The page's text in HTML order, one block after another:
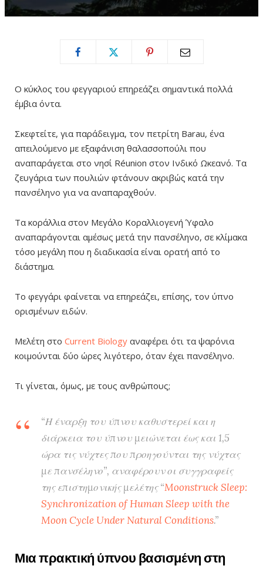
Ο κύκλος του φεγγαριού επηρεάζει σημαντικά πολλά
έμβια όντα.
Σκεφτείτε, για παράδειγμα, τον πετρίτη Barau, ένα
απειλούμενο με εξαφάνιση θαλασσοπούλι που
αναπαράγεται στο νησί Réunion στον Ινδικό Ωκεανό. Τα
ζευγάρια των πουλιών φτάνουν ακριβώς κατά την
πανσέληνο για να αναπαραχθούν.
Τα κοράλλια στον Μεγάλο Κοραλλιογενή Ύφαλο
αναπαράγονται αμέσως μετά την πανσέληνο, σε κλίμακα
τόσο μεγάλη που η διαδικασία είναι ορατή από το
διάστημα.
Το φεγγάρι φαίνεται να επηρεάζει, επίσης, τον ύπνο
ορισμένων ειδών.
Μελέτη στο Current Biology αναφέρει ότι τα ψαρόνια
κοιμούνται δύο ώρες λιγότερο, όταν έχει πανσέληνο.
Τι γίνεται, όμως, με τους ανθρώπους;
“Η έναρξη του ύπνου καθυστερεί και η
διάρκεια του ύπνου μειώνεται έως και 1,5
ώρα τις νύχτες που προηγούνται της νύχτας
με πανσέληνο”, αναφέρουν οι συγγραφείς
της επιστημονικής μελέτης “Moonstruck Sleep:
Synchronization of Human Sleep with the
Moon Cycle Under Natural Conditions.”
Μια πρακτική ύπνου βασισμένη στη